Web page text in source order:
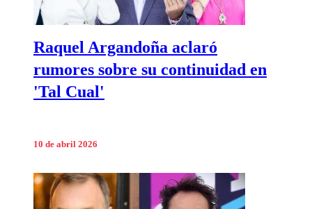
Raquel Argandoña aclaró
rumores sobre su continuidad en
'Tal Cual'
10 de abril 2026